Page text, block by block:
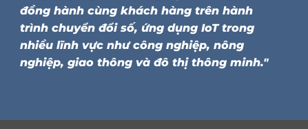
đồng hành cùng khách hàng trên hành
trình chuyển đổi số, ứng dụng IoT trong
nhiều lĩnh vực như công nghiệp, nông
nghiệp, giao thông và đô thị thông minh."